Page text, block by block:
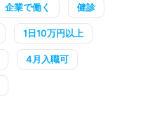
企業で働く 健診
1日10万円以上
4月入職可